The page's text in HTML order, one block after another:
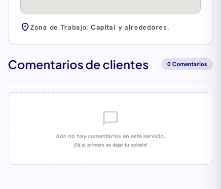
location_onZona de Trabajo: Capital y alrededores.
Comentarios de clientes 0 Comentarios
chat_bubble_outline
Aún no hay comentarios en este servicio.
¡Sé el primero en dejar tu opinión!